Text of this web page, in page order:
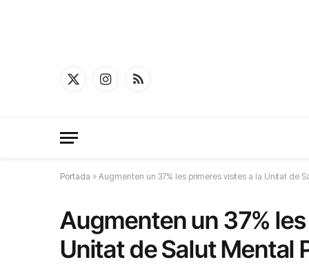
X
InstagramRSS
Portada » Augmenten un 37% les primeres visites a la Unitat de
Augmenten un 37%
Unitat de Salut Mental